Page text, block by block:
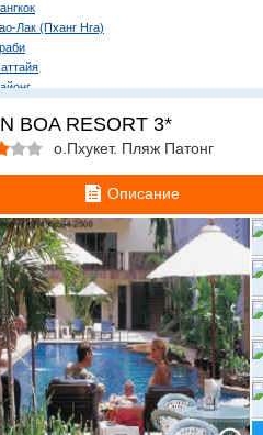
Лак (Пханг Нга)
Пханган
о.Пхукет. Другие регионы
о.Пхукет. Пляж Бангтао
Пляж Камала
Пляж Карон
Пляж Ката
Пляж Лаян
Пляж Май Хао
Пляж Най Харн
Пляж Най Янг
Пляж Найтон
Пляж Панва
Пляж Патонг
Пляж Сурин
BOA RESORT 3*
о.Пхукет. Пляж Патонг
Описание